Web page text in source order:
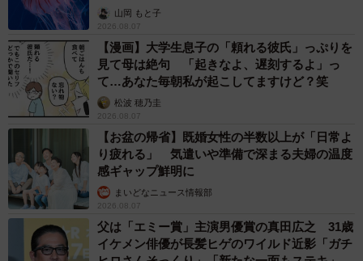
ごい」山岡 もと子
2026.08.07
【漫画】大学生息子の「頼れる彼氏」っぷりを
見て母は絶句 「起きなよ、遅刻するよ」っ
て…あなた毎朝私が起こしてますけど？笑
松波 穂乃圭
2026.08.07
【お盆の帰省】既婚女性の半数以上が「日常よ
り疲れる」 気遣いや準備で深まる夫婦の温度
感ギャップ鮮明に
まいどなニュース情報部
2026.08.07
父は「エミー賞」主演男優賞の真田広之 31歳
イケメン俳優が長髪ヒゲのワイルド近影「ガチ